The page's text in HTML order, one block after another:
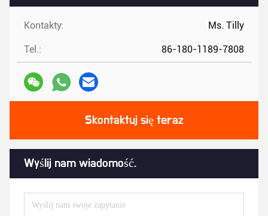
Kontakty: Ms. Tilly
Tel.: 86-180-1189-7808
Skontaktuj się teraz
Wyślij nam wiadomość.